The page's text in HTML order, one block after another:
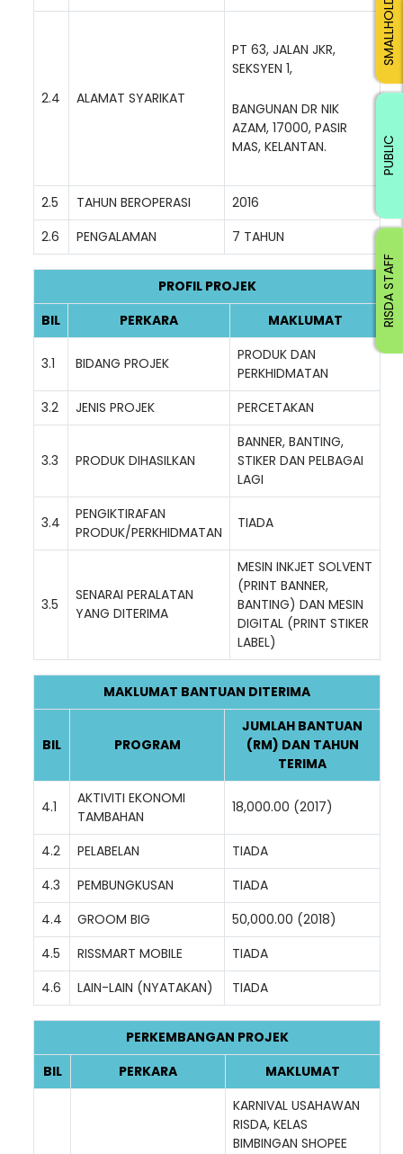
2.4 ALAMAT SYARIKAT
PT 63, JALAN JKR,
SEKSYEN 1,
BANGUNAN DR NIK
AZAM, 17000, PASIR
MAS, KELANTAN.
2.5 TAHUN BEROPERASI
2016
2.6
PENGALAMAN 7 TAHUN
PROFIL PROJEK
BIL
PERKARA MAKLUMAT
3.1 BIDANG PROJEK
PRODUK DAN
PERKHIDMATAN
3.2
JENIS PROJEK PERCETAKAN
3.3 PRODUK DIHASILKAN
BANNER, BANTING,
STIKER DAN PELBAGAI
LAGI
3.4
PENGIKTIRAFAN
PRODUK/PERKHIDMATAN
TIADA
3.5
SENARAI PERALATAN
YANG DITERIMA
MESIN INKJET SOLVENT
(PRINT BANNER,
BANTING) DAN MESIN
DIGITAL (PRINT STIKER
LABEL)
MAKLUMAT BANTUAN DITERIMA
BIL PROGRAM
JUMLAH BANTUAN
(RM) DAN TAHUN
TERIMA
4.1
AKTIVITI EKONOMI
TAMBAHAN
18,000.00 (2017)
4.2 PELABELAN
TIADA
4.3
PEMBUNGKUSAN
TIADA
4.4
GROOM BIG
50,000.00 (2018)
4.5
RISSMART MOBILE
TIADA
4.6
LAIN-LAIN (NYATAKAN) TIADA
PERKEMBANGAN PROJEK
BIL
PERKARA MAKLUMAT
KARNIVAL USAHAWAN
RISDA, KELAS
BIMBINGAN SHOPEE
RISDA STAFF
SMALLHOLDERS
PUBLIC